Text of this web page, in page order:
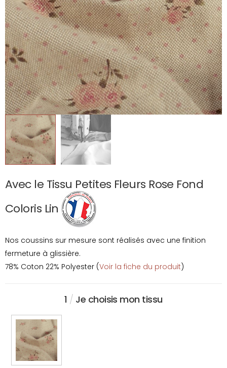
Avec le Tissu Petites Fleurs Rose Fond
Coloris Lin
Nos coussins sur mesure sont réalisés avec une finition
fermeture à glissière.
78% Coton 22% Polyester (Voir la fiche du produit)
1 / Je choisis mon tissu